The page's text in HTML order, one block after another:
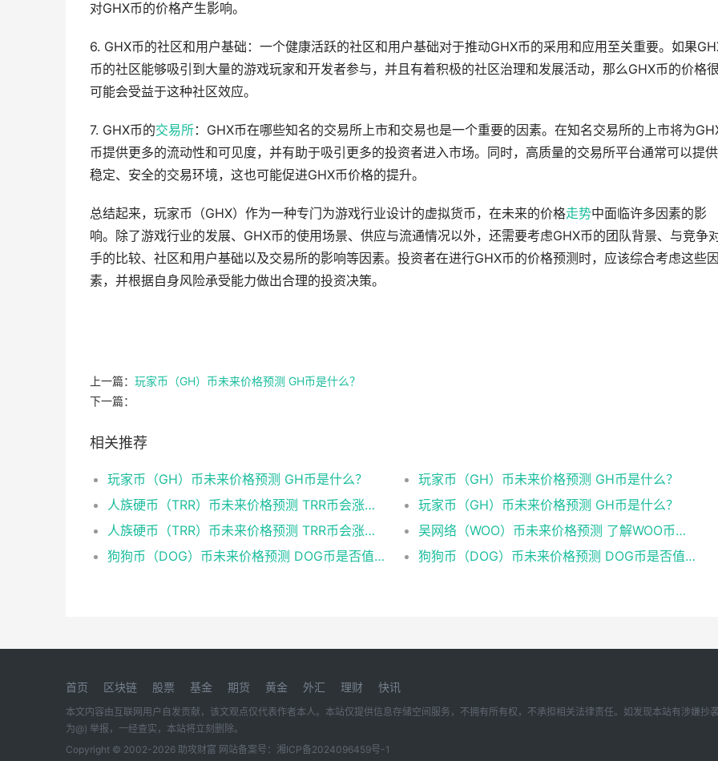
对GHX币的价格产生影响。
6. GHX币的社区和用户基础：一个健康活跃的社区和用户基础对于推动GHX币的采用和应用至关重要。如果
币的社区能够吸引到大量的游戏玩家和开发者参与，并且有着积极的社区治理和发展活动，那么GHX币的价格很
可能会受益于这种社区效应。
7. GHX币的交易所：GHX币在哪些知名的交易所上市和交易也是一个重要的因素。在知名交易所的上市将为
币提供更多的流动性和可见度，并有助于吸引更多的投资者进入市场。同时，高质量的交易所平台通常可以提
稳定、安全的交易环境，这也可能促进GHX币价格的提升。
总结起来，玩家币（GHX）作为一种专门为游戏行业设计的虚拟货币，在未来的价格走势中面临许多因素的影
响。除了游戏行业的发展、GHX币的使用场景、供应与流通情况以外，还需要考虑GHX币的团队背景、与竞争
手的比较、社区和用户基础以及交易所的影响等因素。投资者在进行GHX币的价格预测时，应该综合考虑这些因
素，并根据自身风险承受能力做出合理的投资决策。
上一篇： 玩家币（GH）币未来价格预测 GH币是什么？
下一篇：
相关推荐
玩家币（GH）币未来价格预测 GH币是什么？
玩家币（GH）币未来价格预测 GH币是什么？
人族硬币（TRR）币未来价格预测 TRR币会涨到多少？
玩家币（GH）币未来价格预测 GH币是什么？
人族硬币（TRR）币未来价格预测 TRR币会涨到多少？
吴网络（WOO）币未来价格预测 了解WOO币的潜力与前景如何？
狗狗币（DOG）币未来价格预测 DOG币是否值得投资？
狗狗币（DOG）币未来价格预测 DOG币是否值得投资？
首页 区块链 股票 基金 期货 黄金 外汇 理财 快讯
本文内容由互联网用户自发贡献，该文观点仅代表作者本人。本站仅提供信息存储空间服务，不拥有所有权，不承担相关法律责任。如发现本站有涉嫌
为@) 举报，一经查实，本站将立刻删除。
Copyright © 2002-2026 助攻财富 网站备案号： 湘ICP备2024096459号-1